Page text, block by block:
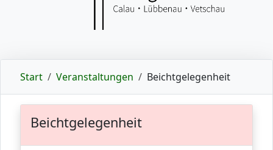
Start Veranstaltungen Beichtgelegenheit
Beichtgelegenheit